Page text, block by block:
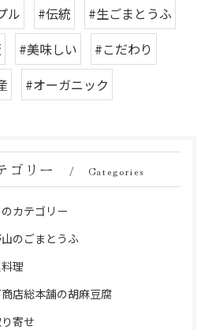
ル #伝統
#生ごまとうふ
#美味しい
#こだわり
#オーガニック
ゴリー Categories
カテゴリー
のごまとうふ
理
店総本舗の胡麻豆腐
寄せ